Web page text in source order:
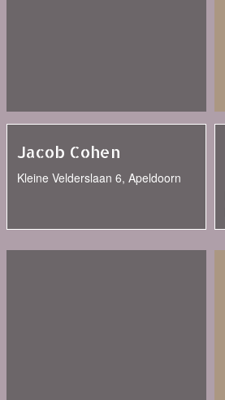
Jacob Cohen
Kleine Velderslaan 6, Apeldoorn